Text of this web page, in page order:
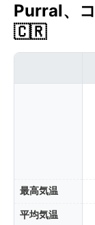
Purral、
🇨🇷
最高気温
平均気温